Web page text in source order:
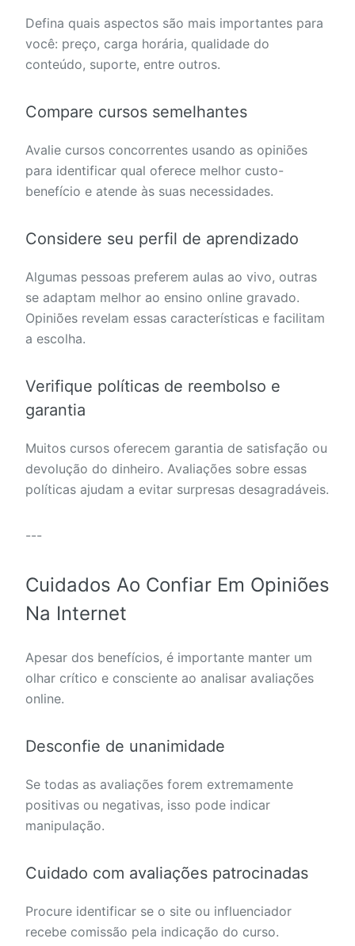
Defina quais aspectos são mais importantes para
você: preço, carga horária, qualidade do
conteúdo, suporte, entre outros.
Compare cursos semelhantes
Avalie cursos concorrentes usando as opiniões
para identificar qual oferece melhor custo-
benefício e atende às suas necessidades.
Considere seu perfil de aprendizado
Algumas pessoas preferem aulas ao vivo, outras
se adaptam melhor ao ensino online gravado.
Opiniões revelam essas características e facilitam
a escolha.
Verifique políticas de reembolso e
garantia
Muitos cursos oferecem garantia de satisfação ou
devolução do dinheiro. Avaliações sobre essas
políticas ajudam a evitar surpresas desagradáveis.
---
Cuidados Ao Confiar Em Opiniões
Na Internet
Apesar dos benefícios, é importante manter um
olhar crítico e consciente ao analisar avaliações
online.
Desconfie de unanimidade
Se todas as avaliações forem extremamente
positivas ou negativas, isso pode indicar
manipulação.
Cuidado com avaliações patrocinadas
Procure identificar se o site ou influenciador
recebe comissão pela indicação do curso.